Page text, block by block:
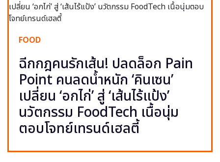
FOOD
ฉีกกฎคนรักเส้น! ปลดล็อก Pain
Point คนลดน้ำหนัก ‘คินเซน’
เปลี่ยน ‘อกไก่’ สู่ ‘เส้นไร้แป้ง’
นวัตกรรม FoodTech เนื้อนุ่ม
ตอบโจทย์เทรนด์เฮลตี้